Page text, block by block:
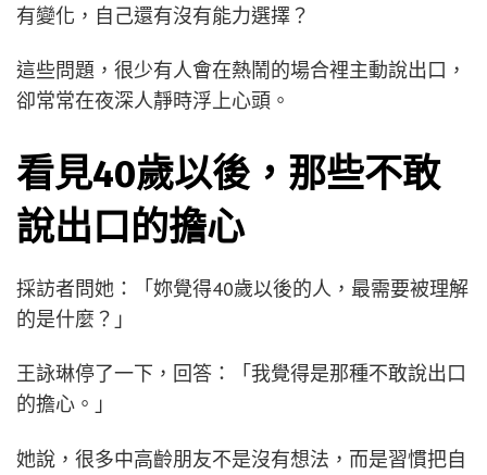
有變化，自己還有沒有能力選擇？
這些問題，很少有人會在熱鬧的場合裡主動說出口，
卻常常在夜深人靜時浮上心頭。
看見40歲以後，那些不敢
說出口的擔心
採訪者問她：「妳覺得40歲以後的人，最需要被理解
的是什麼？」
王詠琳停了一下，回答：「我覺得是那種不敢說出口
的擔心。」
她說，很多中高齡朋友不是沒有想法，而是習慣把自